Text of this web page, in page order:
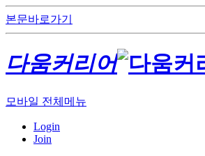
본문바로가기
다움커리어
모바일 전체메뉴
Login
Join